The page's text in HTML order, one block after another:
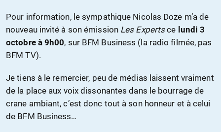
DON
Pour information, le sympathique Nicolas Doze m’a de
nouveau invité à son émission Les Expertsce lundi 3
octobre à 9h00, sur BFM Business (la radio filmée, pas
BFM TV).
Je tiens à le remercier, peu de médias laissent vraiment
de la place aux voix dissonantes dans le bourrage de
crane ambiant, c’est donc tout à son honneur et à celui
de BFM Business…